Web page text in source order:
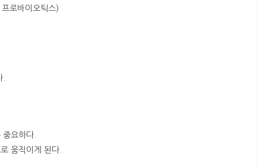
로바이오틱스)
요하다.
움직이게 된다.